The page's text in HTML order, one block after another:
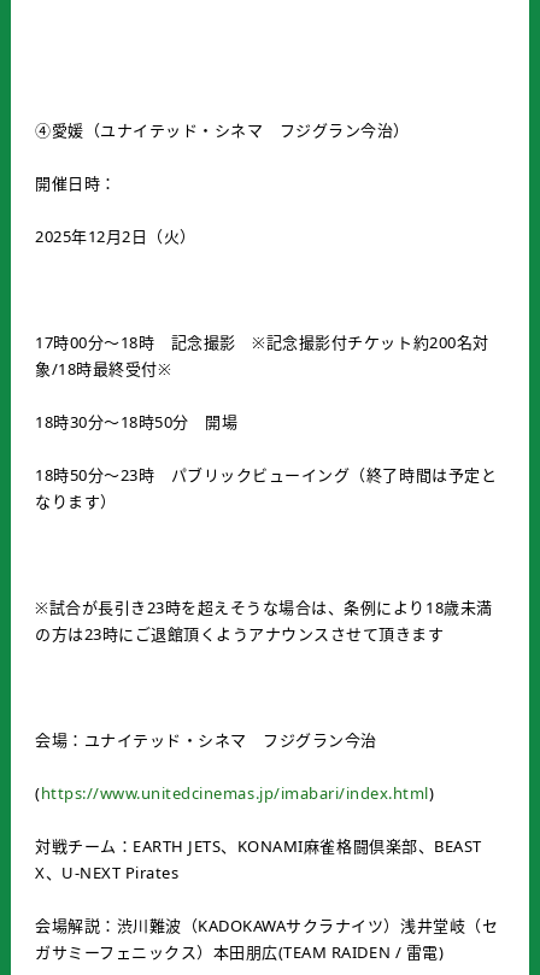
④愛媛（ユナイテッド・シネマ フジグラン今治）
開催日時：
2025年12月2日（火）
17時00分～18時 記念撮影 ※記念撮影付チケット約200名対
象/18時最終受付※
18時30分～18時50分 開場
18時50分～23時 パブリックビューイング（終了時間は予定と
なります）
※試合が長引き23時を超えそうな場合は、条例により18歳未満
の方は23時にご退館頂くようアナウンスさせて頂きます
会場：ユナイテッド・シネマ フジグラン今治
(https://www.unitedcinemas.jp/imabari/index.html)
対戦チーム：EARTH JETS、KONAMI麻雀格闘倶楽部、BEAST
X、U-NEXT Pirates
会場解説：渋川難波（KADOKAWAサクラナイツ）浅井堂岐（セ
ガサミーフェニックス）本田朋広(TEAM RAIDEN / 雷電)